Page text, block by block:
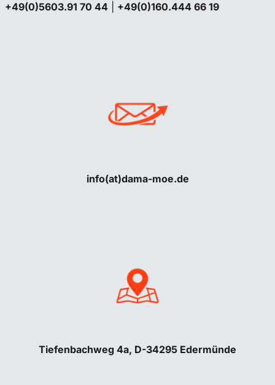
+49(0)5603.91 70 44| +49(0)160.444 66 19
info(at)dama-moe.de
Tiefenbachweg 4a, D-34295 Edermünde